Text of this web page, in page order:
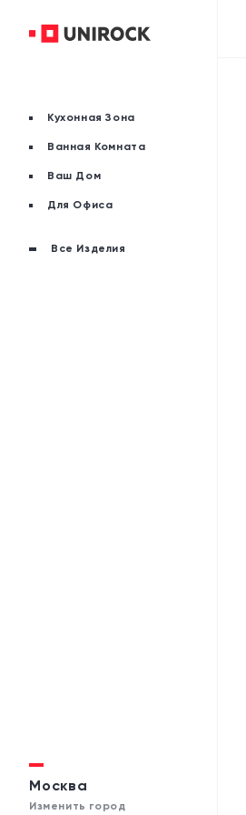
Москва
Изменить город
Кухонная Зона
Ванная Комната
Ваш Дом
Для Офиса
Все Изделия